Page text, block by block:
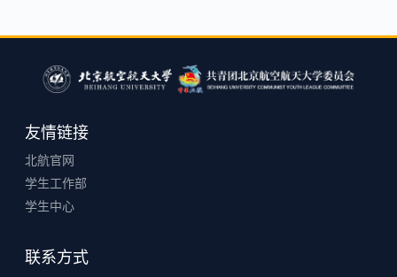
友情链接
北航官网
学生工作部
学生中心
联系方式